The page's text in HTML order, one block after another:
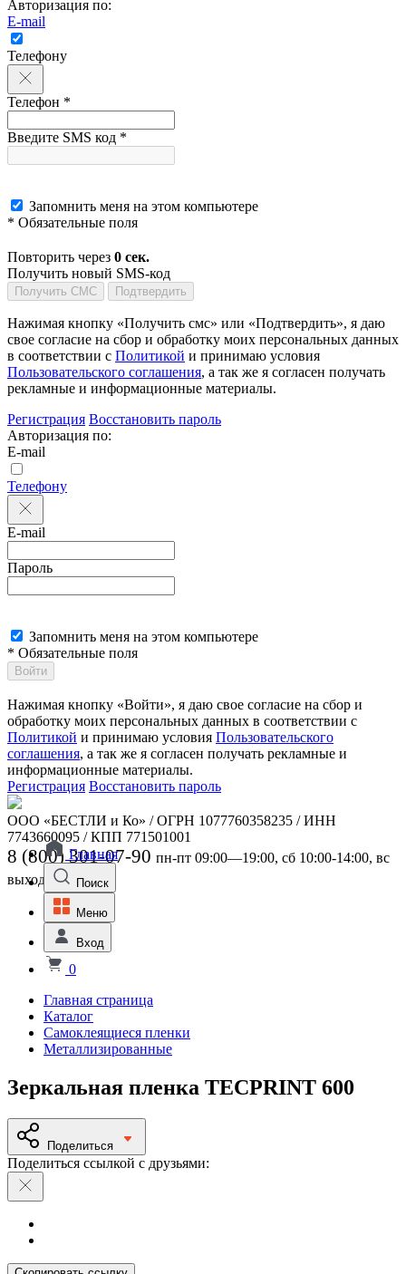
Авторизация по:
E-mail
Телефону
Телефон *
Введите SMS код *
Запомнить меня на этом компьютере
* Обязательные поля
Повторить через 0 сек.
Получить новый SMS-код
Получить СМС Подтвердить
Нажимая кнопку «Получить смс» или «Подтвердить», я даю
свое согласие на сбор и обработку моих персональных данных
в соответствии с Политикой и принимаю условия
Пользовательского соглашения, а так же я согласен получать
рекламные и информационные материалы.
Регистрация Восстановить пароль
Авторизация по:
E-mail
Телефону
E-mail
Пароль
Запомнить меня на этом компьютере
* Обязательные поля
Войти
Нажимая кнопку «Войти», я даю свое согласие на сбор и
обработку моих персональных данных в соответствии с
Политикой и принимаю условия Пользовательского
соглашения, а так же я согласен получать рекламные и
информационные материалы.
Регистрация Восстановить пароль
ООО «БЕСТЛИ и Ко» / ОГРН 1077760358235 / ИНН
7743660095 / КПП 771501001
8 (800) 301-07-90 пн-пт 09:00—19:00, сб 10:00-14:00, вс
выходной
Главная
Поиск
Меню
Вход
0
Главная страница
Каталог
Самоклеящиеся пленки
Металлизированные
Зеркальная пленка TECPRINT 600
Поделиться
Поделиться ссылкой с друзьями: